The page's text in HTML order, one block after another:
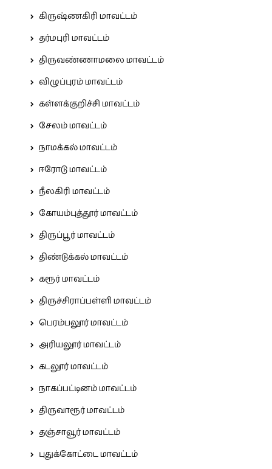
கிருஷ்ணகிரி மாவட்டம்
தர்மபுரி மாவட்டம்
திருவண்ணாமலை மாவட்டம்
விழுப்புரம் மாவட்டம்
கள்ளக்குறிச்சி மாவட்டம்
சேலம் மாவட்டம்
நாமக்கல் மாவட்டம்
ஈரோடு மாவட்டம்
நீலகிரி மாவட்டம்
கோயம்புத்தூர் மாவட்டம்
திருப்பூர் மாவட்டம்
திண்டுக்கல் மாவட்டம்
கரூர் மாவட்டம்
திருச்சிராப்பள்ளி மாவட்டம்
பெரம்பலூர் மாவட்டம்
அரியலூர் மாவட்டம்
கடலூர் மாவட்டம்
நாகப்பட்டினம் மாவட்டம்
திருவாரூர் மாவட்டம்
தஞ்சாவூர் மாவட்டம்
புதுக்கோட்டை மாவட்டம்